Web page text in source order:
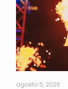
agosto 5, 2026